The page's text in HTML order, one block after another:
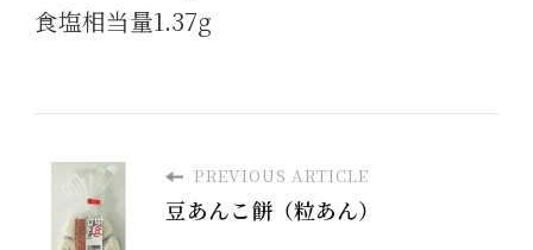
食塩相当量1.37g
PREVIOUS ARTICLE
豆あんこ餅（粒あん）